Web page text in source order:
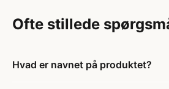
Ofte stillede
Hvad er navnet på produktet?